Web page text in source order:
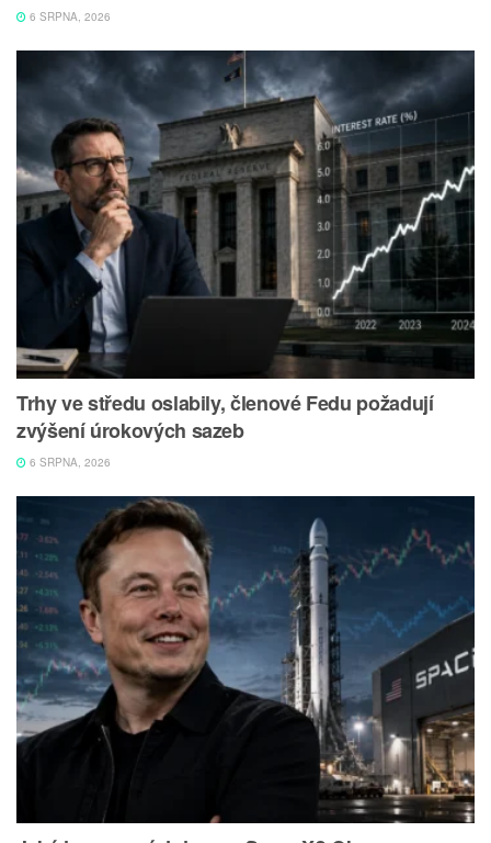
6 SRPNA, 2026
Trhy ve středu oslabily, členové Fedu požadují
zvýšení úrokových sazeb
6 SRPNA, 2026